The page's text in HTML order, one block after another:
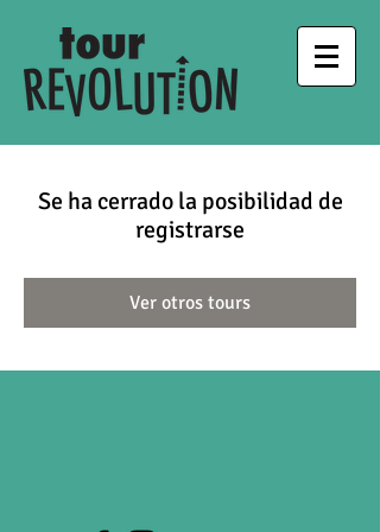
Se ha cerrado la posibilidad de
registrarse
Ver otros tours